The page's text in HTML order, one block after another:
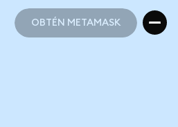
OBTÉN METAMASK